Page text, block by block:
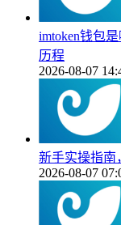
imtoken钱包
历程
2026-08-07
新手实操指南
2026-08-07